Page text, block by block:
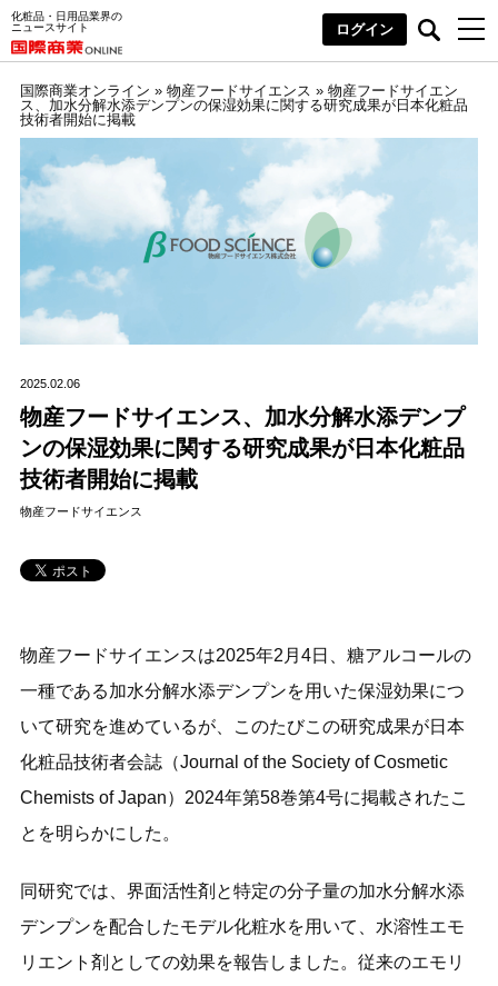
化粧品・日用品業界の
ニュースサイト
ログイン
国際商業オンライン » 物産フードサイエンス » 物産フードサイエン
ス、加水分解水添デンプンの保湿効果に関する研究成果が日本化粧品
技術者開始に掲載
2025.02.06
物産フードサイエンス、加水分解水添デンプ
ンの保湿効果に関する研究成果が日本化粧品
技術者開始に掲載
物産フードサイエンス
物産フードサイエンスは2025年2月4日、糖アルコールの
一種である加水分解水添デンプンを用いた保湿効果につ
いて研究を進めているが、このたびこの研究成果が日本
化粧品技術者会誌（Journal of the Society of Cosmetic
Chemists of Japan）2024年第58巻第4号に掲載されたこ
とを明らかにした。
同研究では、界面活性剤と特定の分子量の加水分解水添
デンプンを配合したモデル化粧水を用いて、水溶性エモ
リエント剤としての効果を報告しました。従来のエモリ